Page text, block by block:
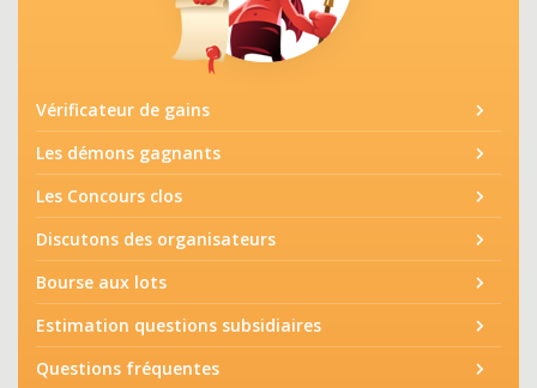
Vérificateur de gains
Les démons gagnants
Les Concours clos
Discutons des organisateurs
Bourse aux lots
Estimation questions subsidiaires
Questions fréquentes